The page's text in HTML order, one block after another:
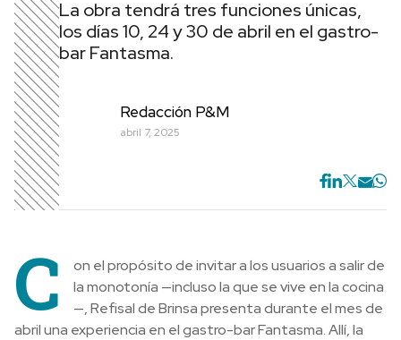
La obra tendrá tres funciones únicas,
los días 10, 24 y 30 de abril en el gastro-
bar Fantasma.
Redacción P&M
abril 7, 2025
C
on el propósito de invitar a los usuarios a salir de
la monotonía —incluso la que se vive en la cocina
—, Refisal de Brinsa presenta durante el mes de
abril una experiencia en el gastro-bar Fantasma. Allí, la